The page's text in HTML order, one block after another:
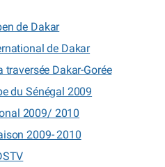
de Dakar
de Dakar
Dakar-Gorée
du Sénégal 2009
2009/ 2010
2009- 2010